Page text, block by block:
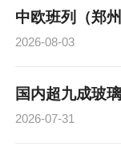
中欧班列（郑
2026-08-03
国内超九成玻
2026-07-31